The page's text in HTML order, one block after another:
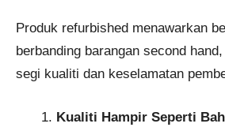
Produk refurbished menawarkan
berbanding barangan second
segi kualiti dan keselamatan
Kualiti Hampir Seperti